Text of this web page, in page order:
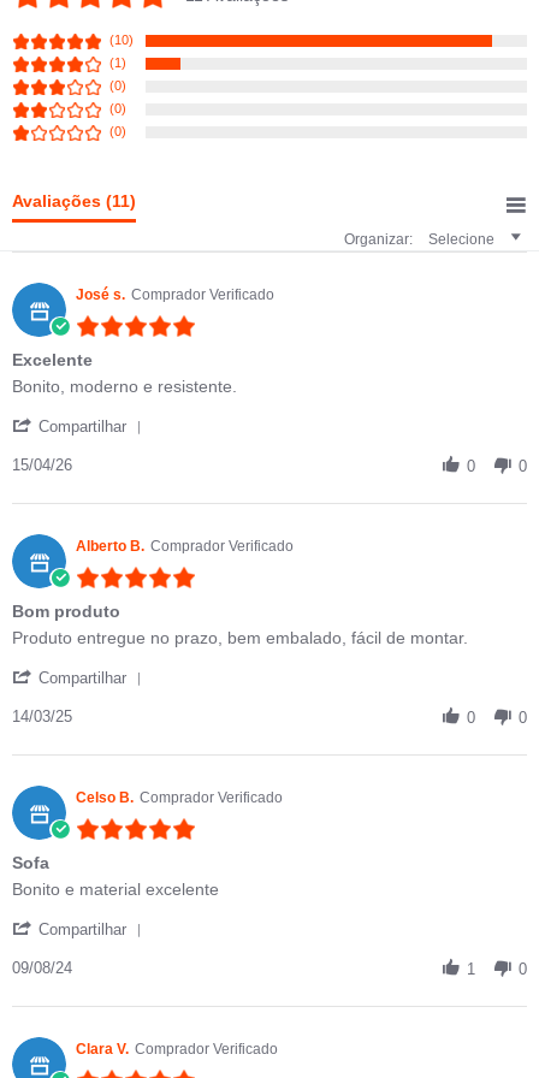
(10)
(1)
(0)
(0)
(0)
Avaliações (11)
Organizar: Selecione
José s. Comprador Verificado
Excelente
Review by José s. on 15 Apr 2026
review stating Excelente
Bonito, moderno e resistente.
Compartilhar
15/04/26 0 0
Alberto B. Comprador Verificado
Bom produto
Review by Alberto B. on 14 Mar 2025
review stating Bom produto
Produto entregue no prazo, bem embalado, fácil de montar.
Compartilhar
14/03/25 0 0
Celso B. Comprador Verificado
Sofa
Review by Celso B. on 9 Aug 2024
review stating Sofa
Bonito e material excelente
Compartilhar
09/08/24 1 0
Clara V. Comprador Verificado